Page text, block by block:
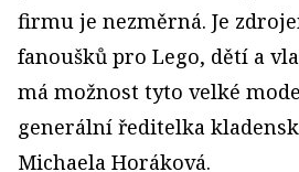
firmu je nezměrná. Je
fanoušků pro Lego, dětí a
má možnost tyto velké
generální ředitelka
Michaela Horáková.